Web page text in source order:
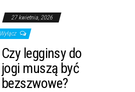
27 kwietnia, 2026
Wyłącz
Czy legginsy do
jogi muszą być
bezszwowe?